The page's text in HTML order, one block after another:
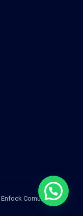
Enfock Comunicação